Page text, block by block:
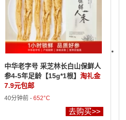
中华老字号 采芝林长白山保鲜人
参4-5年足龄【15g*1根】 淘礼金
7.9元包邮
40分钟前 - 652°C
去购买>>